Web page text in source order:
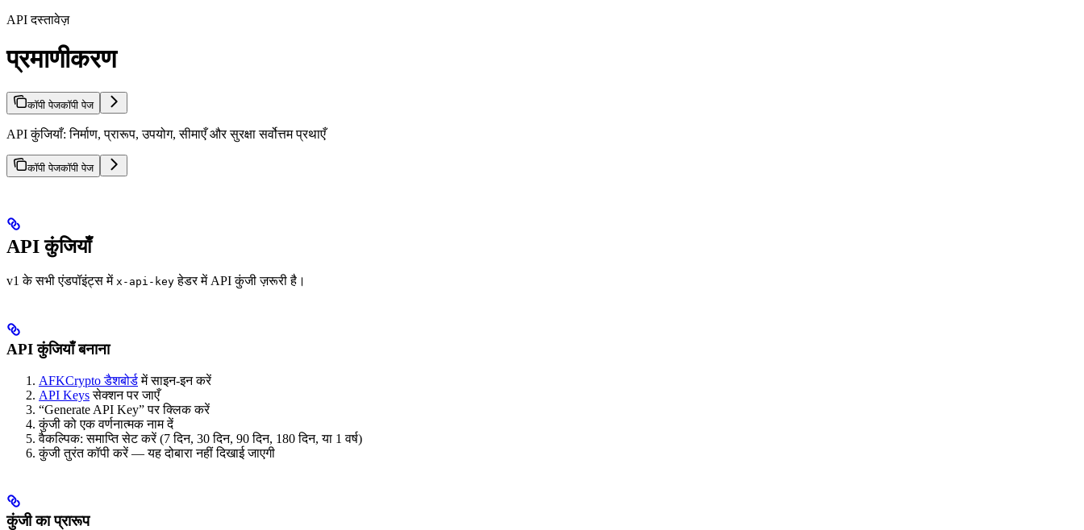
API दस्तावेज़
प्रमाणीकरण
कॉपी पेजकॉपी पेज
API कुंजियाँ: निर्माण, प्रारूप, उपयोग, सीमाएँ और सुरक्षा सर्वोत्तम प्रथाएँ
कॉपी पेजकॉपी पेज
API कुंजियाँ
v1 के सभी एंडपॉइंट्स में x-api-key हेडर में API कुंजी ज़रूरी है।
API कुंजियाँ बनाना
AFKCrypto डैशबोर्डमें साइन‑इन करें
API Keysसेक्शन पर जाएँ
“Generate API Key” पर क्लिक करें
कुंजी को एक वर्णनात्मक नाम दें
वैकल्पिक: समाप्ति सेट करें (7 दिन, 30 दिन, 90 दिन, 180 दिन, या 1 वर्ष)
कुंजी तुरंत कॉपी करें — यह दोबारा नहीं दिखाई जाएगी
कुंजी का प्रारूप